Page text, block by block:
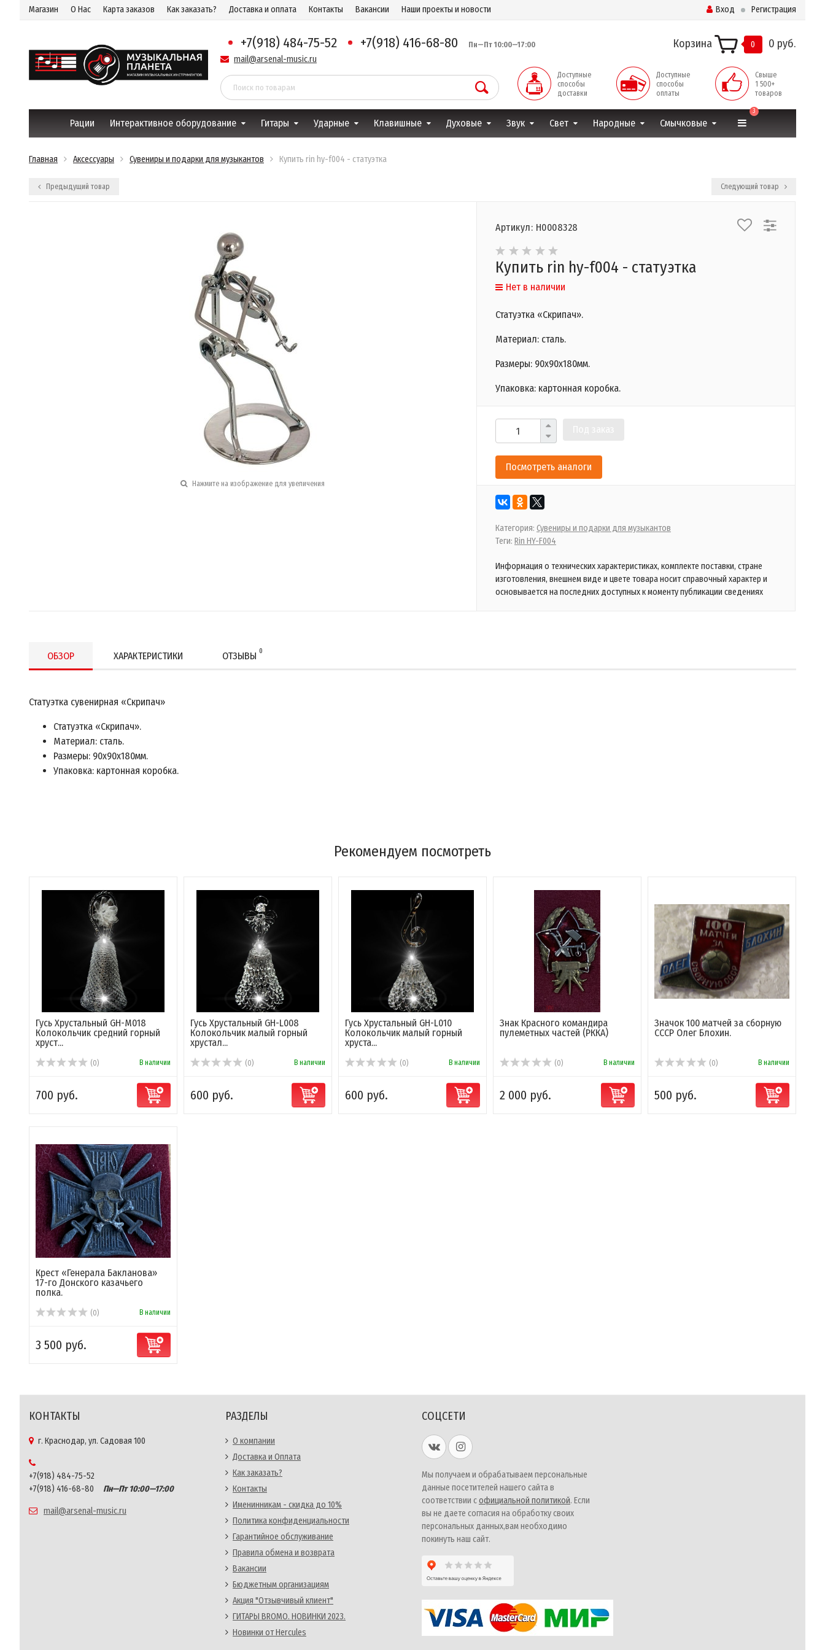
Магазин О Нас Карта заказов Как заказать? Доставка и оплата Контакты Вакансии Наши проекты и новости Вход Регистрация
+7(918) 484-75-52 +7(918) 416-68-80 Пн—Пт 10:00—17:00
mail@arsenal-music.ru
Корзина 0 0 руб.
Доступные
способы
доставки
Доступные
способы
оплаты
Свыше
1 500+
товаров
Рации Интерактивное оборудование Гитары Ударные Клавишные Духовые Звук Свет Народные Смычковые
3
Главная Аксессуары Сувениры и подарки для музыкантов Купить rin hy-f004 - статуэтка
Предыдущий товар Следующий товар
Нажмите на изображение для увеличения
Артикул: Н0008328
Купить rin hy-f004 - статуэтка
Нет в наличии
Статуэтка «Скрипач».
Материал: сталь.
Размеры: 90х90х180мм.
Упаковка: картонная коробка.​
Посмотреть аналоги
Категория: Сувениры и подарки для музыкантов
Теги: Rin HY-F004
Информация о технических характеристиках, комплекте поставки, стране
изготовления, внешнем виде и цвете товара носит справочный характер и
основывается на последних доступных к моменту публикации сведениях
ОБЗОР ХАРАКТЕРИСТИКИ ОТЗЫВЫ 0
Статуэтка сувенирная «Скрипач»
Статуэтка «Скрипач».
Материал: сталь.
Размеры: 90х90х180мм.
Упаковка: картонная коробка.
Рекомендуем посмотреть
Гусь Хрустальный GH-M018
Колокольчик средний горный
хруст...
(0) В наличии
700 руб.
Гусь Хрустальный GH-L008
Колокольчик малый горный
хрустал...
(0) В наличии
600 руб.
Гусь Хрустальный GH-L010
Колокольчик малый горный
хруста...
(0) В наличии
600 руб.
Знак Красного командира
пулеметных частей (РККА)
(0) В наличии
2 000 руб.
Значок 100 матчей за сборную
СССР Олег Блохин.
(0) В наличии
500 руб.
Крест «Генерала Бакланова»
17-го Донского казачьего
полка.
(0) В наличии
3 500 руб.
КОНТАКТЫ
г. Краснодар, ул. Садовая 100
+7(918) 484-75-52
+7(918) 416-68-80
Пн—Пт 10:00—17:00
mail@arsenal-music.ru
РАЗДЕЛЫ
О компании
Доставка и Оплата
Как заказать?
Контакты
Именинникам - скидка до 10%
Политика конфиденциальности
Гарантийное обслуживание
Правила обмена и возврата
Вакансии
Бюджетным организациям
Акция "Отзывчивый клиент"
ГИТАРЫ BROMO. НОВИНКИ 2023.
Новинки от Hercules
СОЦСЕТИ
Мы получаем и обрабатываем персональные
данные посетителей нашего сайта в
соответствии софициальной политикой. Если
вы не даете согласия на обработку своих
персональных данных,вам необходимо
покинуть наш сайт.